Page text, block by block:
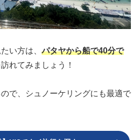
い方は、パタヤから船で40分で
訪れてみましょう！
で、シュノーケリングにも最適で